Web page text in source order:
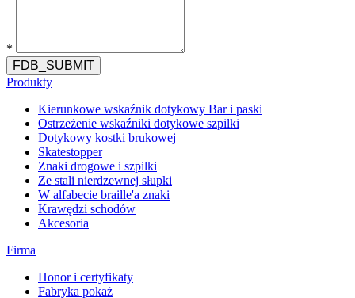
*
FDB_SUBMIT
Produkty
Kierunkowe wskaźnik dotykowy Bar i paski
Ostrzeżenie wskaźniki dotykowe szpilki
Dotykowy kostki brukowej
Skatestopper
Znaki drogowe i szpilki
Ze stali nierdzewnej słupki
W alfabecie braille'a znaki
Krawędzi schodów
Akcesoria
Firma
Honor i certyfikaty
Fabryka pokaż